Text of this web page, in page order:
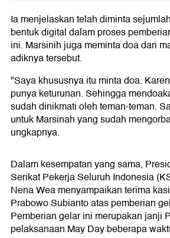
Ia menjelaskan telah diminta
bentuk digital dalam proses
ini. Marsinih juga meminta doa dari
adiknya tersebut.
"Saya khususnya itu minta doa.
punya keturunan. Sehingga
sudah dinikmati oleh teman-teman.
untuk Marsinah yang sudah
ungkapnya.
Dalam kesempatan yang sama,
Serikat Pekerja Seluruh Indonesia
Nena Wea menyampaikan terima
Prabowo Subianto atas pemberian
Pemberian gelar ini merupakan janji
pelaksanaan May Day beberapa